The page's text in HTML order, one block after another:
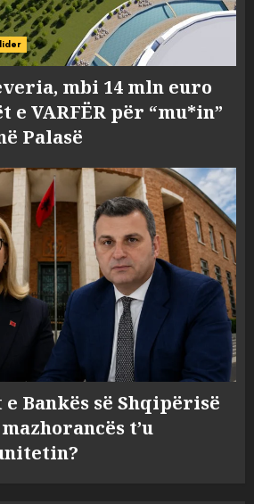
mbi 14 mln euro
VARFËR për “mu*in”
Palasë
Bankës së Shqipërisë
t’u